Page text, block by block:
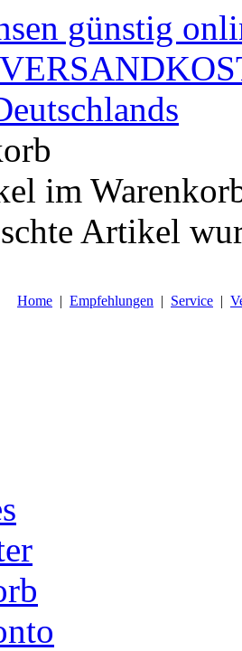
im
Artikel
Home | Empfehlungen | Service |